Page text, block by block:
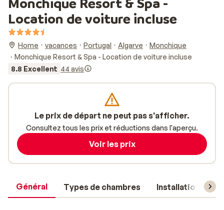
Location de voiture incluse
Home vacances Portugal Algarve
Monchique
Monchique Resort & Spa - Location de voiture incluse
8.8 Excellent 44 avis
Général Types de chambres Installations
Le prix de départ ne peut pas s'afficher.
Consultez tous les prix et réductions dans l'aperçu.
Voir les prix